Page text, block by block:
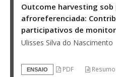
Outcome harvesting
afroreferenciada:
participativos de
Ulisses Silva do Nascimento
ENSAIO PDF Resumo